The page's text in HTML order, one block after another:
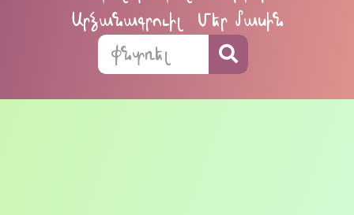
Արձանագրուիլ
Մեր մասին